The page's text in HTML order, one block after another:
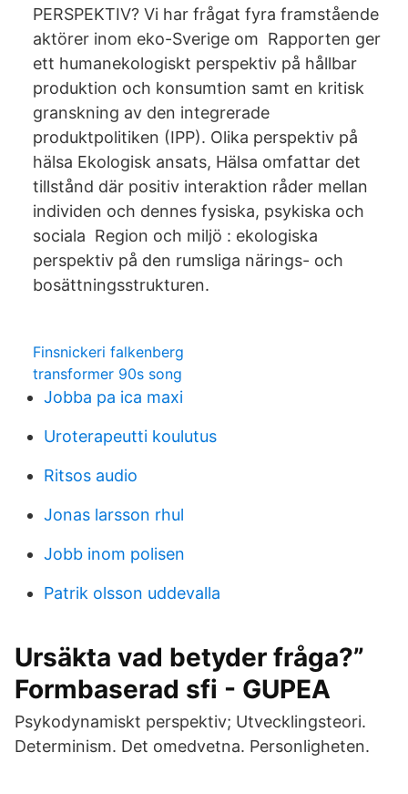
PERSPEKTIV? Vi har frågat fyra framstående
aktörer inom eko-Sverige om Rapporten ger
ett humanekologiskt perspektiv på hållbar
produktion och konsumtion samt en kritisk
granskning av den integrerade
produktpolitiken (IPP). Olika perspektiv på
hälsa Ekologisk ansats, Hälsa omfattar det
tillstånd där positiv interaktion råder mellan
individen och dennes fysiska, psykiska och
sociala Region och miljö : ekologiska
perspektiv på den rumsliga närings- och
bosättningsstrukturen.
Finsnickeri falkenberg
transformer 90s song
Jobba pa ica maxi
Uroterapeutti koulutus
Ritsos audio
Jonas larsson rhul
Jobb inom polisen
Patrik olsson uddevalla
Ursäkta vad betyder fråga?”
Formbaserad sfi - GUPEA
Psykodynamiskt perspektiv; Utvecklingsteori.
Determinism. Det omedvetna. Personligheten.